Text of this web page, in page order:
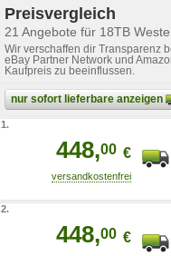
Preisvergleich
21 Angebote für 18TB
Wir verschaffen dir Transparenz
eBay Partner Network und
Kaufpreis zu beeinflussen.
nur sofort lieferbare anzeigen
1.
448,00 €
2.
448,00 €